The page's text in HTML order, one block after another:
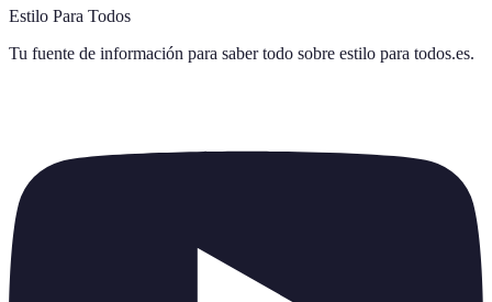
Estilo Para Todos
Tu fuente de información para saber todo sobre estilo para todos.es.